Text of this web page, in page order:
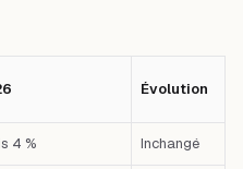
Évolution
4 % Inchangé